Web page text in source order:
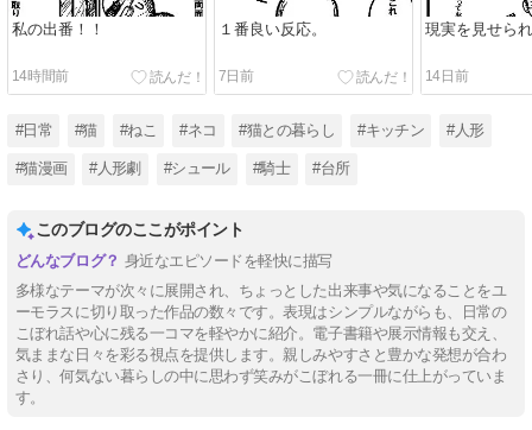
私の出番！！
14時間前
１番良い反応。
7日前
現実を見せら
14日前
#日常 #猫 #ねこ #ネコ #猫との暮らし #キッチン #人形
#猫漫画 #人形劇 #シュール #騎士 #台所
このブログのここがポイント
身近なエピソードを軽快に描写
多様なテーマが次々に展開され、ちょっとした出来事や気になることをユ
ーモラスに切り取った作品の数々です。表現はシンプルながらも、日常の
こぼれ話や心に残る一コマを軽やかに紹介。電子書籍や展示情報も交え、
気ままな日々を彩る視点を提供します。親しみやすさと豊かな発想が合わ
さり、何気ない暮らしの中に思わず笑みがこぼれる一冊に仕上がっていま
す。